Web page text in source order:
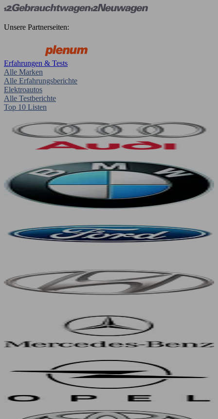
Unsere Partnerseiten:
Erfahrungen & Tests
Alle Marken
Alle Erfahrungsberichte
Elektroautos
Alle Testberichte
Top 10 Listen